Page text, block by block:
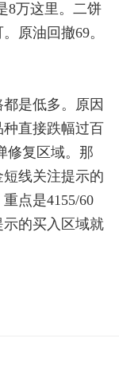
8万这里。二饼
原油回撤69。
是低多。原因
直接跌幅过百
修复区域。那
线关注提示的
点是4155/60
的买入区域就